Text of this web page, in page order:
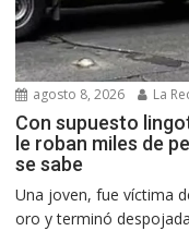
agosto 8, 2026 La
Con supuesto
le roban miles de
se sabe
Una joven, fue víctima
oro y terminó